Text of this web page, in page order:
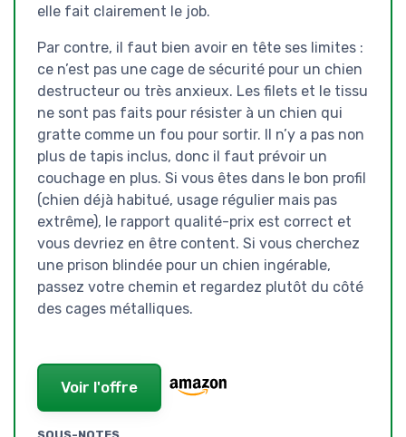
elle fait clairement le job.
Par contre, il faut bien avoir en tête ses limites :
ce n’est pas une cage de sécurité pour un chien
destructeur ou très anxieux. Les filets et le tissu
ne sont pas faits pour résister à un chien qui
gratte comme un fou pour sortir. Il n’y a pas non
plus de tapis inclus, donc il faut prévoir un
couchage en plus. Si vous êtes dans le bon profil
(chien déjà habitué, usage régulier mais pas
extrême), le rapport qualité-prix est correct et
vous devriez en être content. Si vous cherchez
une prison blindée pour un chien ingérable,
passez votre chemin et regardez plutôt du côté
des cages métalliques.
Voir l'offre